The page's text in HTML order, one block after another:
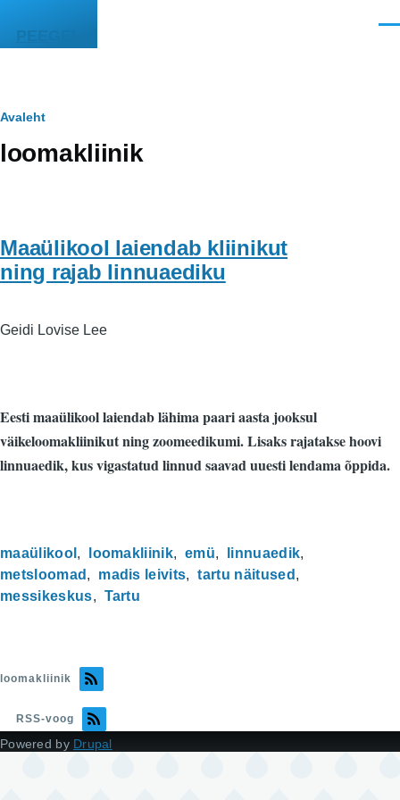
PEEGEL
Leivapuru
Avaleht
loomakliinik
Maaülikool laiendab kliinikut
ning rajab linnuaediku
Geidi Lovise Lee
Eesti maaülikool laiendab lähima paari aasta jooksul
väikeloomakliinikut ning zoomeedikumi. Lisaks rajatakse hoovi
linnuaedik, kus vigastatud linnud saavad uuesti lendama õppida.
maaülikool loomakliinik emü
linnuaedik
metsloomad
madis leivits
tartu näitused
messikeskus
Tartu
loomakliinik
RSS-voog
Powered by Drupal